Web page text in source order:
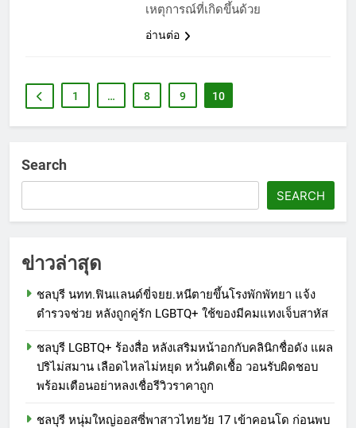
เหตุการณ์ที่เกิดขึ้นด้วย
อ่านต่อ
1 … 8 9 10
Search
SEARCH
ข่าวล่าสุด
ชลบุรี นทท.ฟินแลนด์ขี่จยย.หนีตายขึ้นโรงพักพัทยา แจ้ง
ตำรวจช่วย หลังถูกคู่รัก LGBTQ+ ใช้ของมีคมแทงเจ็บสาหัส
ชลบุรี LGBTQ+ ร้องสื่อ หลังเสริมหน้าอกกับคลินิกชื่อดัง แผล
ปริไม่สมาน เลือดไหลไม่หยุด หวั่นติดเชื้อ วอนรับผิดชอบ
พร้อมเตือนอย่าหลงเชื่อรีวิวราคาถูก
ชลบุรี หนุ่มใหญ่ออสซี่พาสาวไทยวัย 17 เข้าคอนโด ก่อนพบ